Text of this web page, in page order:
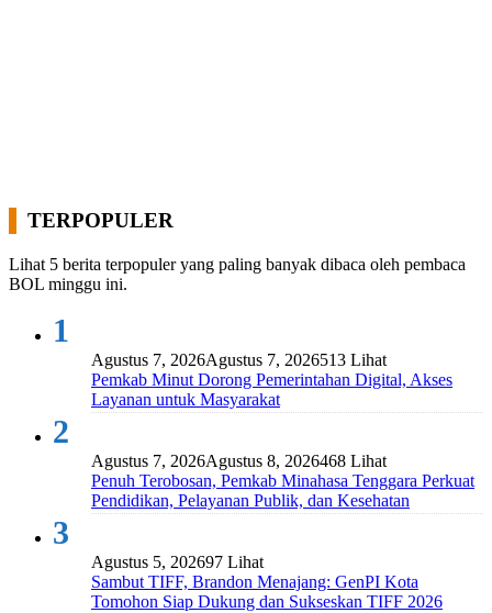
TERPOPULER
Lihat 5 berita terpopuler yang paling banyak dibaca oleh pembaca
BOL minggu ini.
1
Agustus 7, 2026Agustus 7, 2026513 Lihat
Pemkab Minut Dorong Pemerintahan Digital, Akses
Layanan untuk Masyarakat
2
Agustus 7, 2026Agustus 8, 2026468 Lihat
Penuh Terobosan, Pemkab Minahasa Tenggara Perkuat
Pendidikan, Pelayanan Publik, dan Kesehatan
3
Agustus 5, 202697 Lihat
Sambut TIFF, Brandon Menajang: ​GenPI Kota
Tomohon Siap Dukung dan Sukseskan TIFF 2026